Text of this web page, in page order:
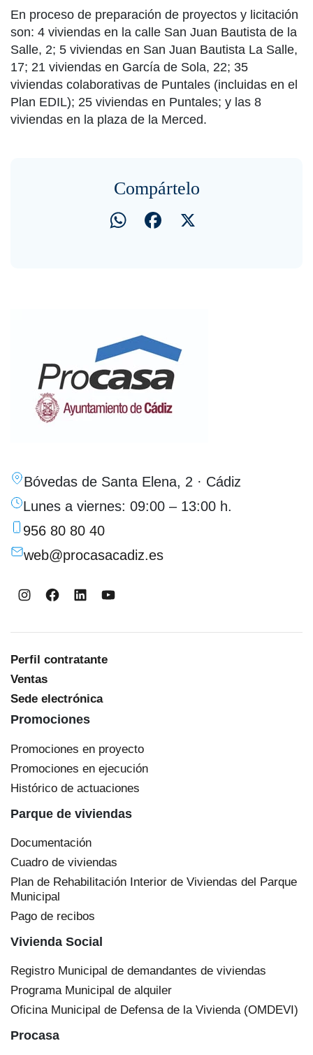
En proceso de preparación de proyectos y licitación
son: 4 viviendas en la calle San Juan Bautista de la
Salle, 2; 5 viviendas en San Juan Bautista La Salle,
17; 21 viviendas en García de Sola, 22; 35
viviendas colaborativas de Puntales (incluidas en el
Plan EDIL); 25 viviendas en Puntales; y las 8
viviendas en la plaza de la Merced.
Compártelo
WhatsAppFacebook
Bóvedas de Santa Elena, 2 · Cádiz
Lunes a viernes: 09:00 – 13:00 h.
956 80 80 40
web@procasacadiz.es
Instagram
Facebook
LinkedInYouTube
Perfil contratante
Ventas
Sede electrónica
Promociones
Promociones en proyecto
Promociones en ejecución
Histórico de actuaciones
Parque de viviendas
Documentación
Cuadro de viviendas
Plan de Rehabilitación Interior de Viviendas del Parque
Municipal
Pago de recibos
Vivienda Social
Registro Municipal de demandantes de viviendas
Programa Municipal de alquiler
Oficina Municipal de Defensa de la Vivienda (OMDEVI)
Procasa